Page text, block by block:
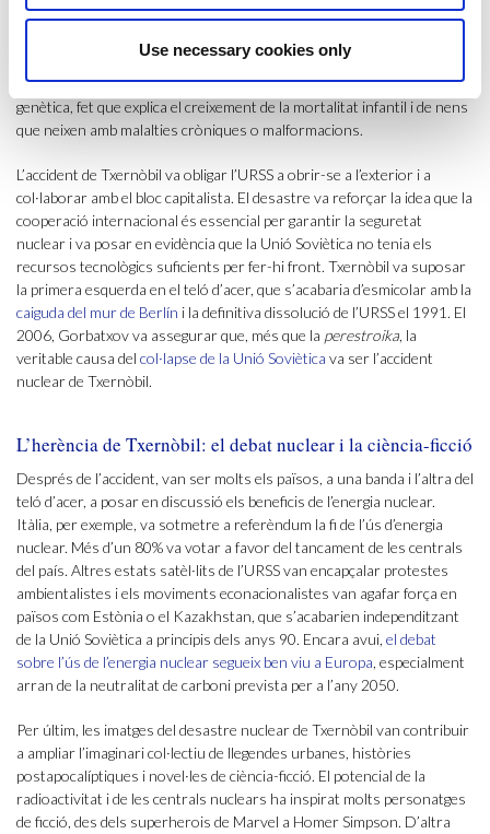
Use necessary cookies only
aparèixer les conseqüències. A la zona han augmentat
d’infertilitat, els problemes cardiovasculars i els trastorns psicològics.
A més, els efectes de la radiació es transmeten de pares a fills per via
genètica, fet que explica el creixement de la mortalitat infantil i de nens
que neixen amb malalties cròniques o malformacions.
L’accident de Txernòbil va obligar l’URSS a obrir-se a l’exterior i a
col·laborar amb el bloc capitalista. El desastre va reforçar la idea que la
cooperació internacional és essencial per garantir la seguretat
nuclear i va posar en evidència que la Unió Soviètica no tenia els
recursos tecnològics suficients per fer-hi front. Txernòbil va suposar
la primera esquerda en el teló d’acer, que s’acabaria d’esmicolar amb la
caiguda del mur de Berlín i la definitiva dissolució de l’URSS el 1991. El
2006, Gorbatxov va assegurar que, més que la perestroika, la
veritable causa del col·lapse de la Unió Soviètica va ser l’accident
nuclear de Txernòbil.
L’herència de Txernòbil: el debat nuclear i la ciència-ficció
Després de l’accident, van ser molts els països, a una banda i l’altra del
teló d’acer, a posar en discussió els beneficis de l’energia nuclear.
Itàlia, per exemple, va sotmetre a referèndum la fi de l’ús d’energia
nuclear. Més d’un 80% va votar a favor del tancament de les centrals
del país. Altres estats satèl·lits de l’URSS van encapçalar protestes
ambientalistes i els moviments econacionalistes van agafar força en
països com Estònia o el Kazakhstan, que s’acabarien independitzant
de la Unió Soviètica a principis dels anys 90. Encara avui, el debat
sobre l’ús de l’energia nuclear segueix ben viu a Europa, especialment
arran de la neutralitat de carboni prevista per a l’any 2050.
Per últim, les imatges del desastre nuclear de Txernòbil van contribuir
a ampliar l’imaginari col·lectiu de llegendes urbanes, històries
postapocalíptiques i novel·les de ciència-ficció. El potencial de la
radioactivitat i de les centrals nuclears ha inspirat molts personatges
de ficció, des dels superherois de Marvel a Homer Simpson. D’altra